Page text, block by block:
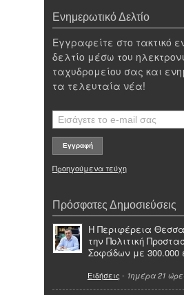
Ενημερωτικό Δελτίο
Εγγραφείτε στο τακτικό
δελτίο μέσω του
ταχυδρομείου σας και
τα τελευταία νέα!
Προηγούμενα τεύχη
Πρόσφατες Δημοσιεύσεις
Η Περιφέρεια
την Πολιτική
Σοφάδων με 300.000
Ειδήσεις - 1ημέρα 21